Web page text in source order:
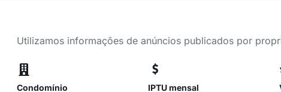
Utilizamos informações de anúncios publicados por
Condomínio
IPTU mensal